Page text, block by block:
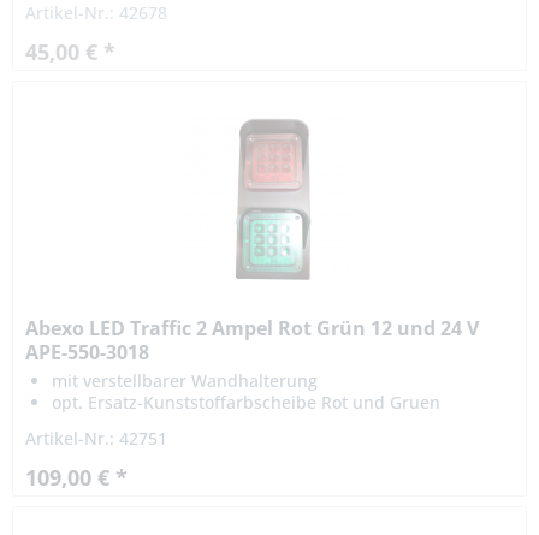
Artikel-Nr.: 42678
45,00 € *
Abexo LED Traffic 2 Ampel Rot Grün 12 und 24 V
APE-550-3018
mit verstellbarer Wandhalterung
opt. Ersatz-Kunststoffarbscheibe Rot und Gruen
Artikel-Nr.: 42751
109,00 € *